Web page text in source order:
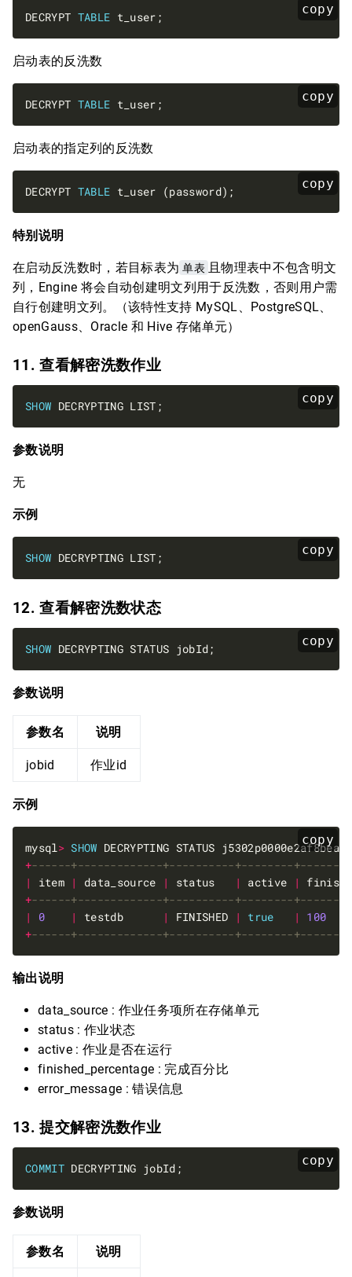
copy
DECRYPT TABLE
启动表的反洗数
copy
DECRYPT TABLE
启动表的指定列的反洗数
copy
DECRYPT TABLE
特别说明
在启动反洗数时，若目标表为 单表 且物理表中不包含明文
列，Engine 将会自动创建明文列用于反洗数，否则用户需
自行创建明文列。（该特性支持 MySQL、PostgreSQL、
openGauss、Oracle 和 Hive 存储单元）
11. 查看解密洗数作业
copy
SHOW
参数说明
无
示例
copy
SHOW
12. 查看解密洗数状态
copy
SHOW
参数说明
参数名 说明
jobid 作业id
示例
copy
mysql> SHOW
+
|
item | data_source | status | active |
+
|
0 | testdb | FINISHED | true |
100
+
输出说明
data_source : 作业任务项所在存储单元
status : 作业状态
active : 作业是否在运行
finished_percentage : 完成百分比
error_message : 错误信息
13. 提交解密洗数作业
copy
COMMIT
参数说明
参数名 说明